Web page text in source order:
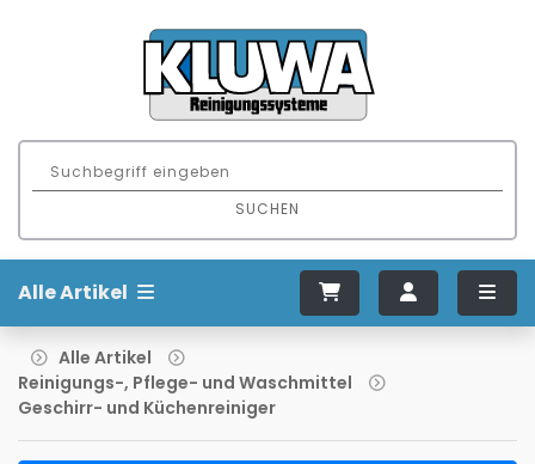
SUCHEN
Alle Artikel
Alle Artikel
Reinigungs-, Pflege- und Waschmittel
Geschirr- und Küchenreiniger